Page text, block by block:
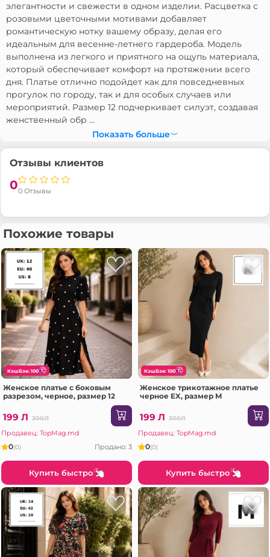
элегантности и свежести в одном изделии. Расцветка с
розовыми цветочными мотивами добавляет
романтическую нотку вашему образу, делая его
идеальным для весенне-летнего гардероба. Модель
выполнена из легкого и приятного на ощупь материала,
который обеспечивает комфорт на протяжении всего
дня. Платье отлично подойдет как для повседневных
прогулок по городу, так и для особых случаев или
мероприятий. Размер 12 подчеркивает силуэт, создавая
женственный обр ...
Показать больше
Отзывы клиентов
00 Отзывы
Похожие товары
КэшБэк: 100
Женское платье с боковым
разрезом, черное, размер 12
199 Л 300Л
Продавец: TopMag.md
0(0) Продано: 3
Купить быстро
КэшБэк: 100
Женское трикотажное платье
черное EX, размер M
199 Л 300Л
Продавец: TopMag.md
0(0)
Купить быстро